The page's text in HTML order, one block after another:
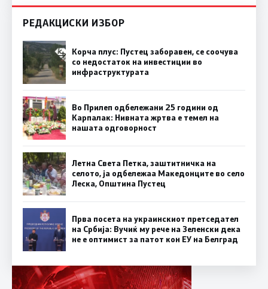
РЕДАКЦИСКИ ИЗБОР
Корча плус: Пустец заборавен, се соочува
со недостаток на инвестиции во
инфраструктурата
Во Прилеп одбележани 25 години од
Карпалак: Нивната жртва е темел на
нашата одговорност
Летна Света Петка, заштитничка на
селото, ја одбележаа Македонците во село
Леска, Општина Пустец
Прва посета на украинскиот претседател
на Србија: Вучиќ му рече на Зеленски дека
не е оптимист за патот кон ЕУ на Белград